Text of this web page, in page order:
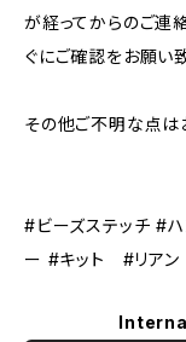
が経ってからのご連
ぐにご確認をお願い致
その他ご不明な点は
#ビーズステッチ #ハ
ー #キット #リアン